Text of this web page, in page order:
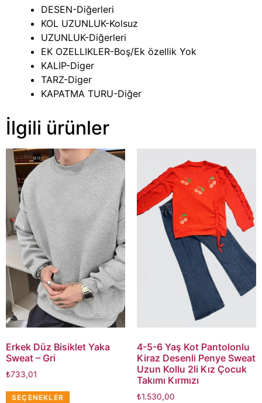
DESEN-Diğerleri
KOL UZUNLUK-Kolsuz
UZUNLUK-Diğerleri
EK OZELLIKLER-Boş/Ek özellik Yok
KALIP-Diger
TARZ-Diger
KAPATMA TURU-Diğer
İlgili ürünler
Erkek Düz Bisiklet Yaka
Sweat – Gri
₺733,01
SEÇENEKLER
4-5-6 Yaş Kot Pantolonlu
Kiraz Desenli Penye Sweat
Uzun Kollu 2li Kız Çocuk
Takımı Kırmızı
₺1.530,00